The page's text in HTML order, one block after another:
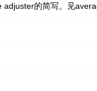
的简写。见